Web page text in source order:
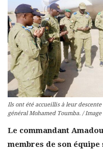
Ils ont été accueillis à leur
général Mohamed Toumba. / Image
Le commandant
membres de son